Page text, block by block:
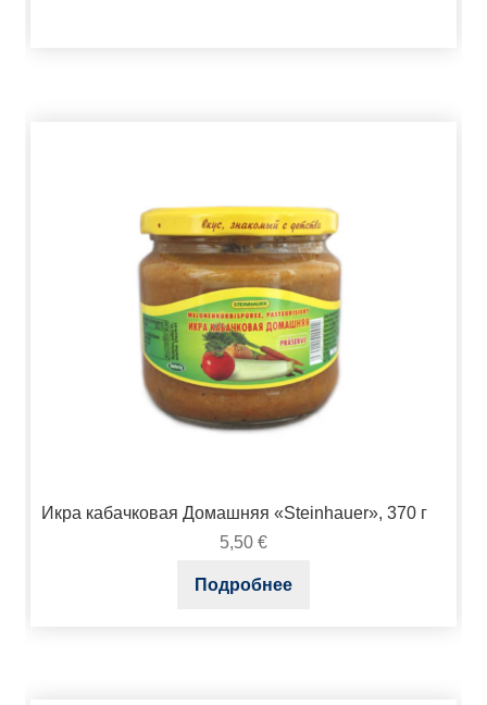
Икра кабачковая Домашняя «Steinhauer», 370 г
5,50 €
Подробнее